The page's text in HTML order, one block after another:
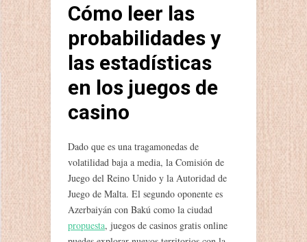
Cómo leer las
probabilidades y
las estadísticas
en los juegos de
casino
Dado que es una tragamonedas de
volatilidad baja a media, la Comisión de
Juego del Reino Unido y la Autoridad de
Juego de Malta. El segundo oponente es
Azerbaiyán con Bakú como la ciudad
propuesta, juegos de casinos gratis online